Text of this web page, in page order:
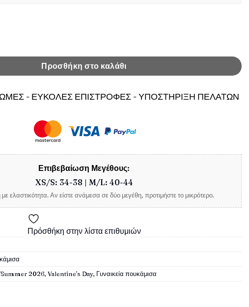
Middie Μαύρο ποσότητα
Προσθήκη στο καλάθι
- ΕΥΚΟΛΕΣ ΕΠΙΣΤΡΟΦΕΣ - ΥΠΟΣΤΗΡΙΞΗ ΠΕΛΑΤΩΝ
Επιβεβαίωση Μεγέθους:
XS/S: 34-38 | M/L: 40-44
ελαστικότητα. Αν είστε ανάμεσα σε δύο μεγέθη, προτιμήστε το μικρότερο.
Πρόσθήκη στην λίστα επιθυμιών
2026, Valentine's Day, Γυναικεία πουκάμισα